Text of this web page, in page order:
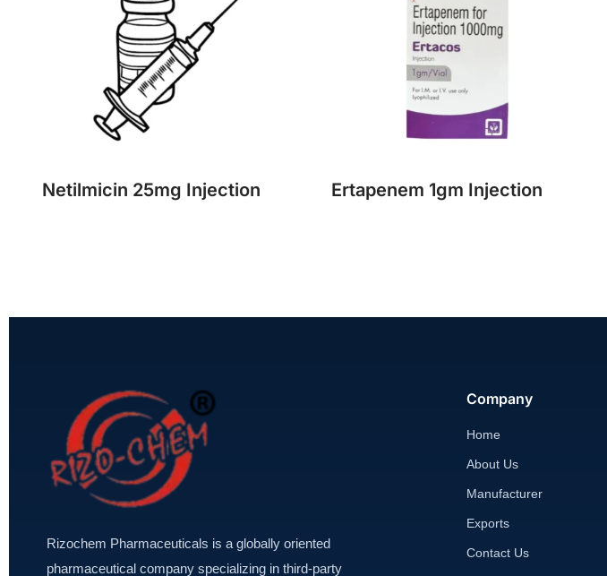
Netilmicin 25mg Injection Ertapenem 1gm Injection
Rizochem Pharmaceuticals is a globally oriented
pharmaceutical company specializing in third-party
Company
Home
About Us
Manufacturer
Exports
Contact Us